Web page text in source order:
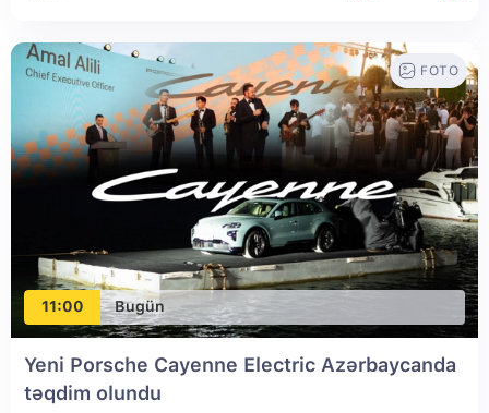
11:00 Bugün
FOTO
Yeni Porsche Cayenne Electric Azərbaycanda
təqdim olundu